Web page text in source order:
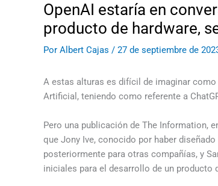
OpenAI estaría en
producto de hardware,
Por Albert Cajas / 27 de septiembre de
A estas alturas es difícil de imaginar
Artificial, teniendo como referente a
Pero una publicación de The Information,
que Jony Ive, conocido por haber
posteriormente para otras compañías, y
iniciales para el desarrollo de un